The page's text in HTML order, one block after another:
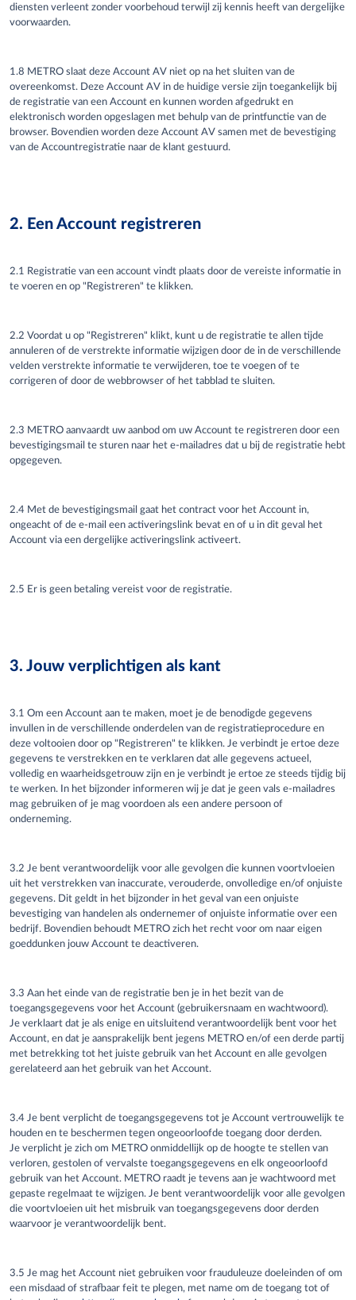
diensten verleent zonder voorbehoud terwijl zij kennis heeft van dergelijke
voorwaarden.
1.8 METRO slaat deze Account AV niet op na het sluiten van de
overeenkomst. Deze Account AV in de huidige versie zijn toegankelijk bij
de registratie van een Account en kunnen worden afgedrukt en
elektronisch worden opgeslagen met behulp van de printfunctie van de
browser. Bovendien worden deze Account AV samen met de bevestiging
van de Accountregistratie naar de klant gestuurd.
2. Een Account registreren
2.1 Registratie van een account vindt plaats door de vereiste informatie in
te voeren en op "Registreren" te klikken.
2.2 Voordat u op "Registreren" klikt, kunt u de registratie te allen tijde
annuleren of de verstrekte informatie wijzigen door de in de verschillende
velden verstrekte informatie te verwijderen, toe te voegen of te
corrigeren of door de webbrowser of het tabblad te sluiten.
2.3 METRO aanvaardt uw aanbod om uw Account te registreren door een
bevestigingsmail te sturen naar het e-mailadres dat u bij de registratie hebt
opgegeven.
2.4 Met de bevestigingsmail gaat het contract voor het Account in,
ongeacht of de e-mail een activeringslink bevat en of u in dit geval het
Account via een dergelijke activeringslink activeert.
2.5 Er is geen betaling vereist voor de registratie.
3. Jouw verplichtigen als kant
3.1 Om een Account aan te maken, moet je de benodigde gegevens
invullen in de verschillende onderdelen van de registratieprocedure en
deze voltooien door op "Registreren" te klikken. Je verbindt je ertoe deze
gegevens te verstrekken en te verklaren dat alle gegevens actueel,
volledig en waarheidsgetrouw zijn en je verbindt je ertoe ze steeds tijdig bij
te werken. In het bijzonder informeren wij je dat je geen vals e-mailadres
mag gebruiken of je mag voordoen als een andere persoon of
onderneming.
3.2 Je bent verantwoordelijk voor alle gevolgen die kunnen voortvloeien
uit het verstrekken van inaccurate, verouderde, onvolledige en/of onjuiste
gegevens. Dit geldt in het bijzonder in het geval van een onjuiste
bevestiging van handelen als ondernemer of onjuiste informatie over een
bedrijf. Bovendien behoudt METRO zich het recht voor om naar eigen
goeddunken jouw Account te deactiveren.
3.3 Aan het einde van de registratie ben je in het bezit van de
toegangsgegevens voor het Account (gebruikersnaam en wachtwoord).
Je verklaart dat je als enige en uitsluitend verantwoordelijk bent voor het
Account, en dat je aansprakelijk bent jegens METRO en/of een derde partij
met betrekking tot het juiste gebruik van het Account en alle gevolgen
gerelateerd aan het gebruik van het Account.
3.4 Je bent verplicht de toegangsgegevens tot je Account vertrouwelijk te
houden en te beschermen tegen ongeoorloofde toegang door derden.
Je verplicht je zich om METRO onmiddellijk op de hoogte te stellen van
verloren, gestolen of vervalste toegangsgegevens en elk ongeoorloofd
gebruik van het Account. METRO raadt je tevens aan je wachtwoord met
gepaste regelmaat te wijzigen. Je bent verantwoordelijk voor alle gevolgen
die voortvloeien uit het misbruik van toegangsgegevens door derden
waarvoor je verantwoordelijk bent.
3.5 Je mag het Account niet gebruiken voor frauduleuze doeleinden of om
een misdaad of strafbaar feit te plegen, met name om de toegang tot of